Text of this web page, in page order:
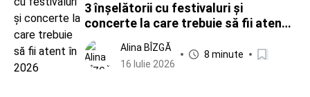
3 înșelătorii cu festivaluri și
concerte la care trebuie să fii atent
în 2026
Alina BÎZGĂ
16 Iulie 2026
8 minute